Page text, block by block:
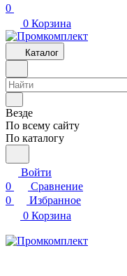
0
0 Корзина
Каталог
Везде
По всему сайту
По каталогу
Войти
0
Сравнение
0
Избранное
0 Корзина